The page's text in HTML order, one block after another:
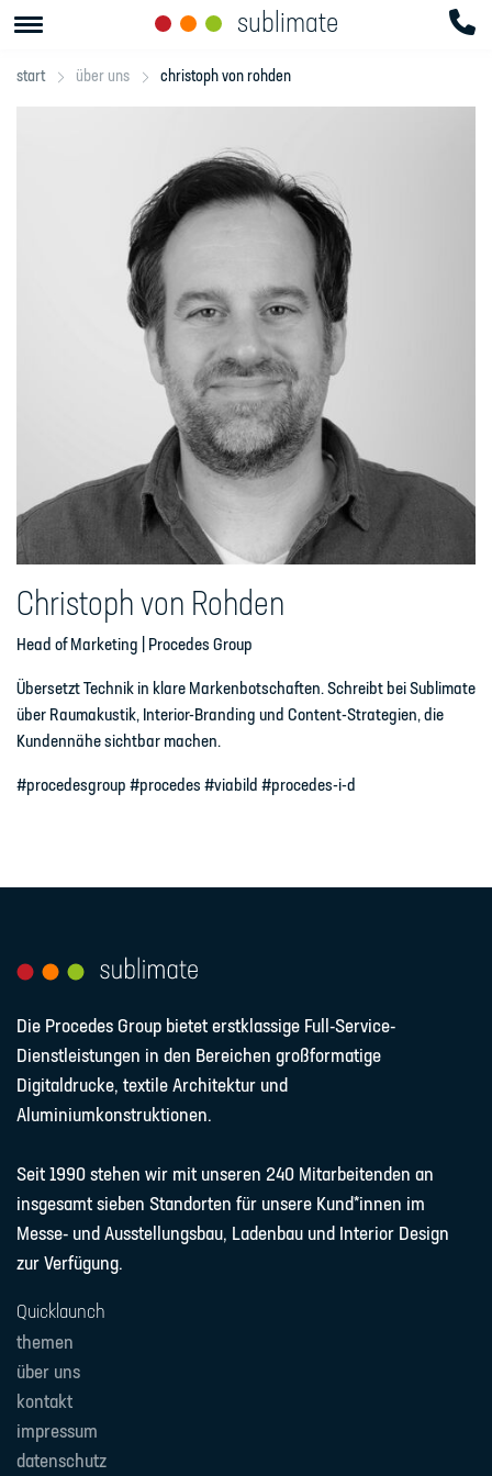
start über uns christoph von rohden
Christoph von Rohden
Head of Marketing | Procedes Group
Übersetzt Technik in klare Markenbotschaften. Schreibt bei Sublimate
über Raumakustik, Interior-Branding und Content-Strategien, die
Kundennähe sichtbar machen.
#procedesgroup #procedes #viabild #procedes-i-d
Die Procedes Group bietet erstklassige Full-Service-
Dienstleistungen in den Bereichen großformatige
Digitaldrucke, textile Architektur und
Aluminiumkonstruktionen.
Seit 1990 stehen wir mit unseren 240 Mitarbeitenden an
insgesamt sieben Standorten für unsere Kund*innen im
Messe- und Ausstellungsbau, Ladenbau und Interior Design
zur Verfügung.
Quicklaunch
themen
über uns
kontakt
impressum
datenschutz
sublimate